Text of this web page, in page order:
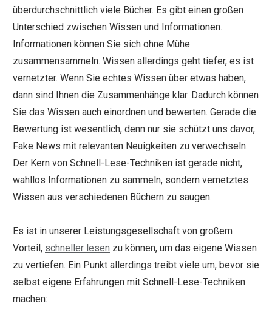
überdurchschnittlich viele Bücher. Es gibt einen großen
Unterschied zwischen Wissen und Informationen.
Informationen können Sie sich ohne Mühe
zusammensammeln. Wissen allerdings geht tiefer, es ist
vernetzter. Wenn Sie echtes Wissen über etwas haben,
dann sind Ihnen die Zusammenhänge klar. Dadurch können
Sie das Wissen auch einordnen und bewerten. Gerade die
Bewertung ist wesentlich, denn nur sie schützt uns davor,
Fake News mit relevanten Neuigkeiten zu verwechseln.
Der Kern von Schnell-Lese-Techniken ist gerade nicht,
wahllos Informationen zu sammeln, sondern vernetztes
Wissen aus verschiedenen Büchern zu saugen.
Es ist in unserer Leistungsgesellschaft von großem
Vorteil, schneller lesen zu können, um das eigene Wissen
zu vertiefen. Ein Punkt allerdings treibt viele um, bevor sie
selbst eigene Erfahrungen mit Schnell-Lese-Techniken
machen: